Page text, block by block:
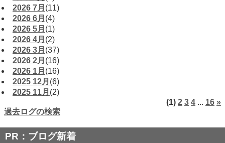
2026 7月 (11)
2026 6月 (4)
2026 5月 (1)
2026 4月 (2)
2026 3月 (37)
2026 2月 (16)
2026 1月 (16)
2025 12月 (6)
2025 11月 (2)
(1) 2 3 4 ... 16 »
過去ログの検索
PR：ブログ新着